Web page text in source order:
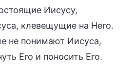
Иисусу,
клевещущие на Него.
не понимают Иисуса,
Его и поносить Его.